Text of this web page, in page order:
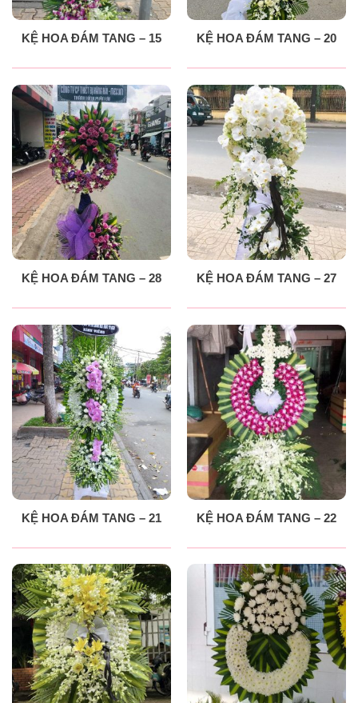
KỆ HOA ĐÁM TANG – 15 KỆ HOA ĐÁM TANG – 20
KỆ HOA ĐÁM TANG – 28 KỆ HOA ĐÁM TANG – 27
KỆ HOA ĐÁM TANG – 21 KỆ HOA ĐÁM TANG – 22